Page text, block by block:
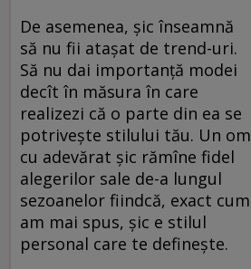
De asemenea, șic înseamnă
să nu fii atașat de trend-uri.
Să nu dai importanță modei
decît în măsura în care
realizezi că o parte din ea se
potrivește stilului tău. Un om
cu adevărat șic rămîne fidel
alegerilor sale de-a lungul
sezoanelor fiindcă, exact cum
am mai spus, șic e stilul
personal care te definește.